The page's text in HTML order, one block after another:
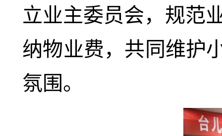
立业主委员会，规范
纳物业费，共同维护
氛围。